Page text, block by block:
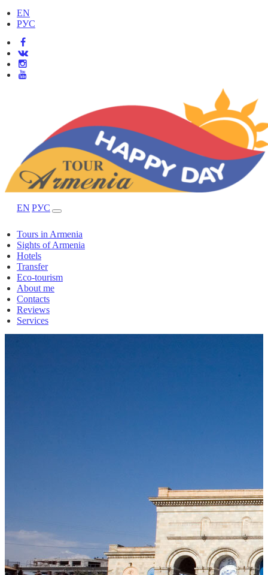
EN
РУС
EN РУС
Tours in Armenia
Sights of Armenia
Hotels
Transfer
Eco-tourism
About me
Contacts
Reviews
Services